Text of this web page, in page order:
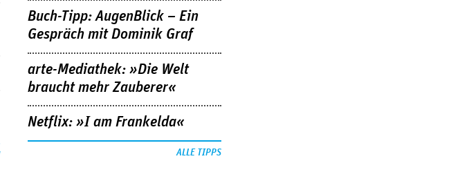
Buch-Tipp: AugenBlick – Ein
Gespräch mit Dominik Graf
arte-Mediathek: »Die Welt
braucht mehr Zauberer«
Netflix: »I am Frankelda«
ALLE TIPPS